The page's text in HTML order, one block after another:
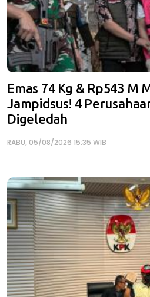
Emas 74 Kg & Rp543 M
Jampidsus! 4
Digeledah
RABU, 05/08/2026 15:35 WIB